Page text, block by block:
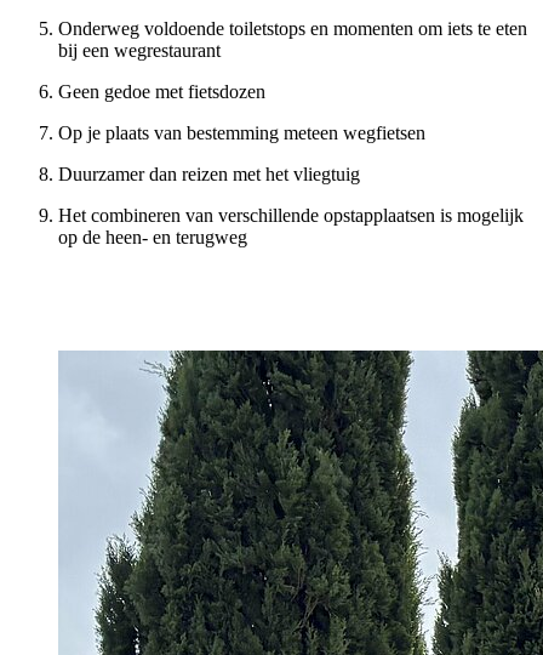
Onderweg voldoende toiletstops en momenten om iets te eten
bij een wegrestaurant
Geen gedoe met fietsdozen
Op je plaats van bestemming meteen wegfietsen
Duurzamer dan reizen met het vliegtuig
Het combineren van verschillende opstapplaatsen is mogelijk
op de heen- en terugweg